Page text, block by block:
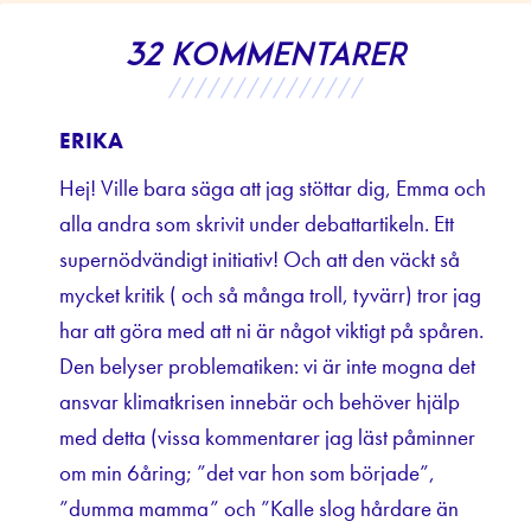
32 kommentarer
///////////////
ERIKA
Hej! Ville bara säga att jag stöttar dig, Emma och
alla andra som skrivit under debattartikeln. Ett
supernödvändigt initiativ! Och att den väckt så
mycket kritik ( och så många troll, tyvärr) tror jag
har att göra med att ni är något viktigt på spåren.
Den belyser problematiken: vi är inte mogna det
ansvar klimatkrisen innebär och behöver hjälp
med detta (vissa kommentarer jag läst påminner
om min 6åring; ”det var hon som började”,
”dumma mamma” och ”Kalle slog hårdare än